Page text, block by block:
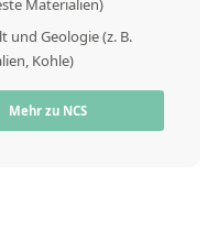
Materialien)
und Geologie (z. B.
Kohle)
Mehr zu NCS